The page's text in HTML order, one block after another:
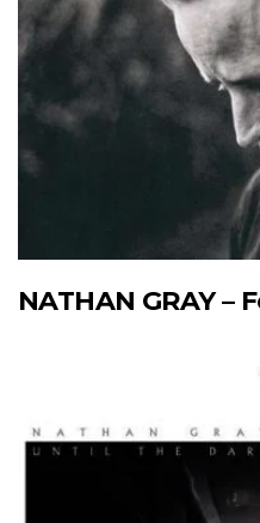
NATHAN GRAY –